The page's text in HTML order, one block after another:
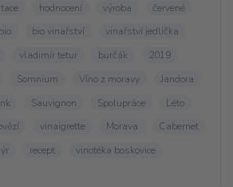
hodnocení výroba
červené
bio bio vinařství
vinařství jedlička
vladimír tetur burčák
2019
Somnium Víno z moravy
Jandora
Sauvignon Spolupráce
Léto
vinaigrette Morava
Cabernet
recept
vinotéka boskovice